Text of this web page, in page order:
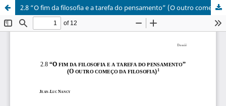
2.8 “O fim da filosofia e a tarefa do pensamento” (O outro começo da filosofia) (2021, trad. Márcia Sá Cavalcante Schuback)